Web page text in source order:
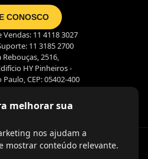
CONOSCO
11 4118 3027
11 3185 2700
2516,
HY Pinheiros -
CEP: 05402-400
melhorar sua
nos ajudam a
mostrar conteúdo relevante.